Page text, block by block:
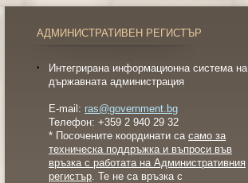
АДМИНИСТРАТИВЕН РЕГИСТЪР
Интегрирана информационна система на
държавната администрация
E-mail: ras@government.bg
Телефон: +359 2 940 29 32
* Посочените координати са само за
техническа поддръжка и въпроси във
връзка с работата на Административния
регистър. Те не са връзка с